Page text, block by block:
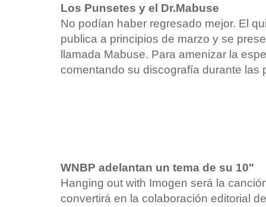
Los Punsetes y el Dr.Mabuse
No podían haber regresado mejor. El
publica a principios de marzo y se
llamada Mabuse. Para amenizar la
comentando su discografía durante las
WNBP adelantan un tema de su 10"
Hanging out with Imogen será la
convertirá en la colaboración editorial